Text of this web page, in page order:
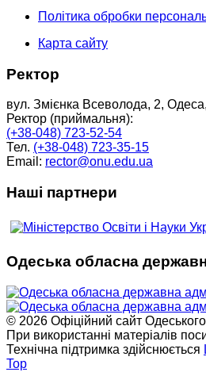
Політика обробки
Карта сайту
Ректор
вул. Змієнка Всеволода, 2,
Ректор (приймальня):
(+38-048) 723-52-54
Тел. (+38-048) 723-35-15
Email: rector@onu.edu.ua
Наші партнери
Одеська обласна
© 2026 Офіційний сайт Одеського
При використанні матеріалів
Технічна підтримка здійснюється
Top